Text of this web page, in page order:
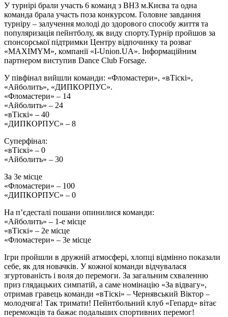
У турнірі брали участь 6 команд з ВНЗ м.Києва та одна
команда брала участь поза конкурсом. Головне завдання
турніру – залучення молоді до здорового способу життя та
популяризація пейнтболу, як виду спорту.Турнір пройшов за
спонсорської підтримки Центру відпочинку та розваг
«MAXIMYM», компанії «I-Union.UA». Інформаційним
партнером виступив Dance Club Forsage.
У півфінал вийшли команди: «Фломастери», «вТіскі»,
«Айболить», «ДИПКОРПУС».
«Фломастери» – 14
«Айболить» – 24
«вТіскі» – 40
«ДИПКОРПУС» – 8
Суперфінал:
«вТіскі» – 0
«Айболить» – 30
За 3е місце
«Фломастери» – 100
«ДИПКОРПУС» – 0
На п’єдесталі пошани опинилися команди:
«Айболить» – 1-е місце
«вТіскі» – 2е місце
«Фломастери» – 3е місце
Ігри пройшли в дружній атмосфері, хлопці відмінно показали
себе, як для новачків. У кожної команди відчувалася
згуртованість і воля до перемоги. За загальним схваленню
приз глядацьких симпатій, а саме номінацію «За відвагу»,
отримав гравець команди «вТіскі» – Чернявський Віктор –
молодчяга! Так тримати! Пейнтбольний клуб «Гепард» вітає
переможців та бажає подальших спортивних перемог!